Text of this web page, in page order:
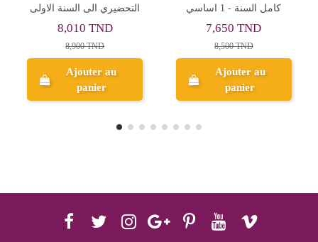
كامل السنة - 1 اساسي
7,650 TND
8,500 TND
Ajouter au
panier
- 1 اساسي
7,950 TND
Ajouter au
panier